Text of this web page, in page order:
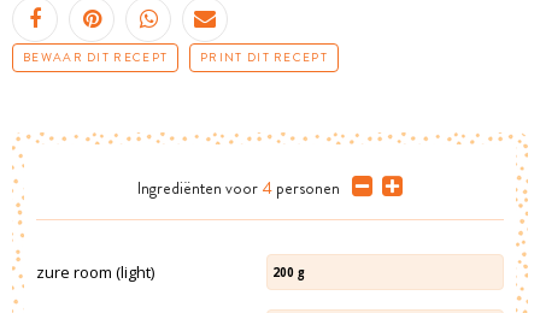
BEWAAR DIT RECEPT PRINT DIT RECEPT
Ingrediënten voor 4 personen
zure room (light) 200 g